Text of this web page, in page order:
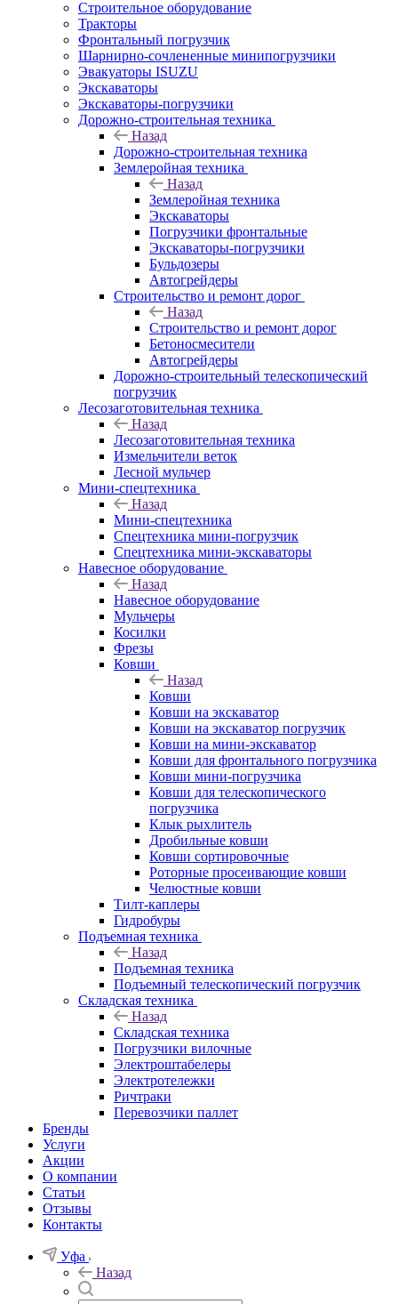
Строительное оборудование
Тракторы
Фронтальный погрузчик
Шарнирно-сочлененные минипогрузчики
Эвакуаторы ISUZU
Экскаваторы
Экскаваторы-погрузчики
Дорожно-строительная техника
Назад
Дорожно-строительная техника
Землеройная техника
Назад
Землеройная техника
Экскаваторы
Погрузчики фронтальные
Экскаваторы-погрузчики
Бульдозеры
Автогрейдеры
Строительство и ремонт дорог
Назад
Строительство и ремонт дорог
Бетоносмесители
Автогрейдеры
Дорожно-строительный телескопический
погрузчик
Лесозаготовительная техника
Назад
Лесозаготовительная техника
Измельчители веток
Лесной мульчер
Мини-спецтехника
Назад
Мини-спецтехника
Спецтехника мини-погрузчик
Спецтехника мини-экскаваторы
Навесное оборудование
Назад
Навесное оборудование
Мульчеры
Косилки
Фрезы
Ковши
Назад
Ковши
Ковши на экскаватор
Ковши на экскаватор погрузчик
Ковши на мини-экскаватор
Ковши для фронтального погрузчика
Ковши мини-погрузчика
Ковши для телескопического
погрузчика
Клык рыхлитель
Дробильные ковши
Ковши сортировочные
Роторные просеивающие ковши
Челюстные ковши
Тилт-каплеры
Гидробуры
Подъемная техника
Назад
Подъемная техника
Подъемный телескопический погрузчик
Складская техника
Назад
Складская техника
Погрузчики вилочные
Электроштабелеры
Электротележки
Ричтраки
Перевозчики паллет
Бренды
Услуги
Акции
О компании
Статьи
Отзывы
Контакты
Уфа
Назад